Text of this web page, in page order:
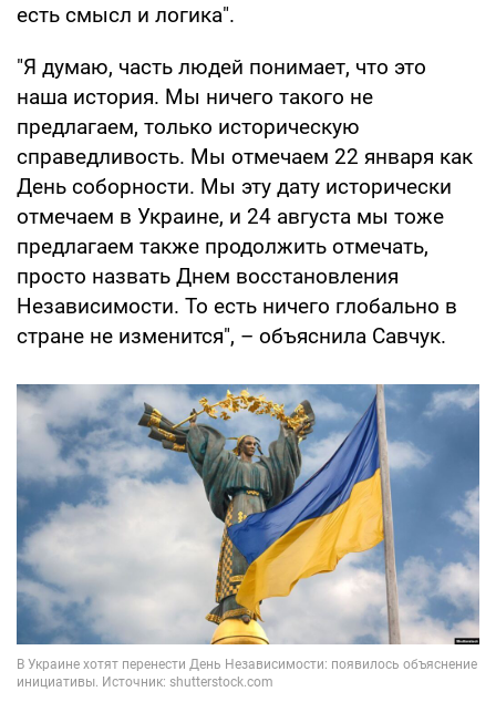
есть смысл и логика".
"Я думаю, часть людей понимает, что это
наша история. Мы ничего такого не
предлагаем, только историческую
справедливость. Мы отмечаем 22 января как
День соборности. Мы эту дату исторически
отмечаем в Украине, и 24 августа мы тоже
предлагаем также продолжить отмечать,
просто назвать Днем восстановления
Независимости. То есть ничего глобально в
стране не изменится", – объяснила Савчук.